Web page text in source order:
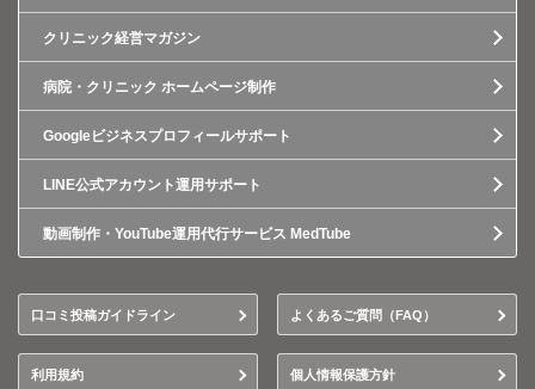
クリニック経営マガジン
病院・クリニック ホームページ制作
Googleビジネスプロフィールサポート
LINE公式アカウント運用サポート
動画制作・YouTube運用代行サービス MedTube
口コミ投稿ガイドライン よくあるご質問（FAQ）
利用規約 個人情報保護方針